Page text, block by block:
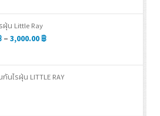
ฝุ่น Little Ray
– 3,000.00฿
ไรฝุ่น LITTLE RAY